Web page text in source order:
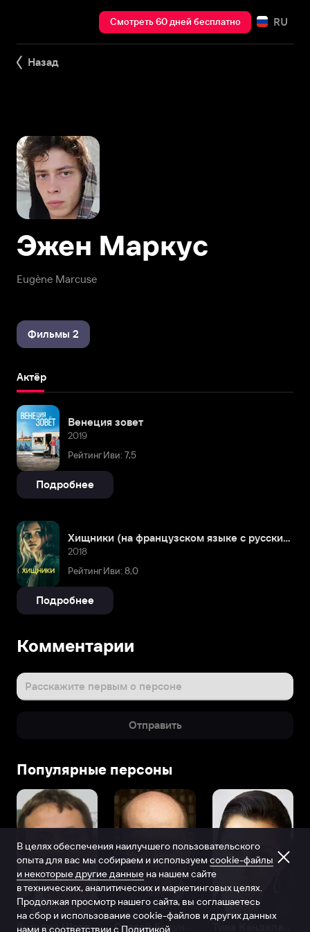
Смотреть 60 дней бесплатно RU
Назад
Eugène Marcuse
Эжен Маркус
Фильмы 2
Актёр
Венеция зовет
2019
Рейтинг Иви: 7,5
Подробнее
Хищники (на французском языке с русскими субтитрами)
2018
Рейтинг Иви: 8,0
Подробнее
Комментарии
Расскажите первым о персоне
Отправить
Популярные персоны
Виталий Шляппо
В целях обеспечения наилучшего пользовательского
опыта для вас мы собираем и используем cookie-файлы
и некоторые другие данные на нашем сайте
в технических, аналитических и маркетинговых целях.
Продолжая просмотр нашего сайта, вы соглашаетесь
на сбор и использование cookie-файлов и других данных
нами в соответствии с Политикой